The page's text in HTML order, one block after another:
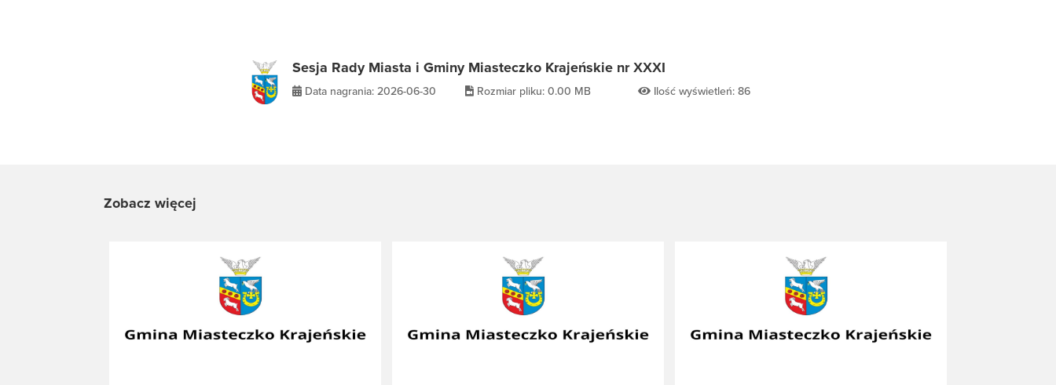
Sesja Rady Miasta i Gminy Miasteczko Krajeńskie nr XXXI
Data nagrania: 2026-06-30 Rozmiar pliku: 0.00 MB Ilość wyświetleń: 86
Zobacz więcej